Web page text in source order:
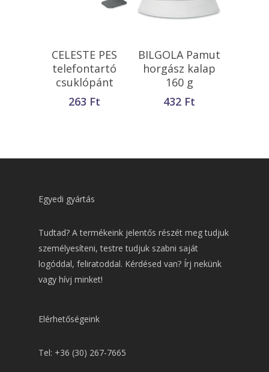
Kosárba
Teszem
CELESTE PES
telefontartó
csuklópánt
263 Ft
Opciók Választása
BILGOLA Pamut
horgász kalap
160 g
432 Ft
Egyedi gyártás
Tudtad? A termékeink jelentős részét meg tudjuk
személyesíteni, testre tudjuk szabni saját
logóddal, feliratoddal. Kérdésed van? Írj nekünk
vagy hívj minket!
Elérhetőségeink
Tel: +36 (30) 267-7665